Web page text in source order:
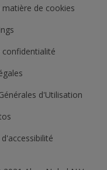
matière de cookies
confidentialité
d'Utilisation